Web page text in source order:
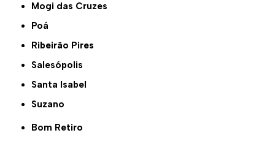
Mogi das Cruzes
Poá
Ribeirão Pires
Salesópolis
Santa Isabel
Suzano
Bom Retiro